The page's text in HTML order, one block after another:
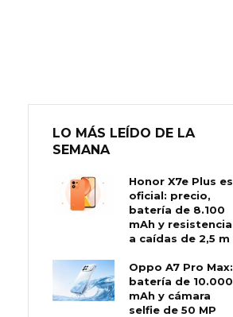
LO MÁS LEÍDO DE LA
SEMANA
Honor X7e Plus es
oficial: precio,
batería de 8.100
mAh y resistencia
a caídas de 2,5 m
Oppo A7 Pro Max:
batería de 10.000
mAh y cámara
selfie de 50 MP